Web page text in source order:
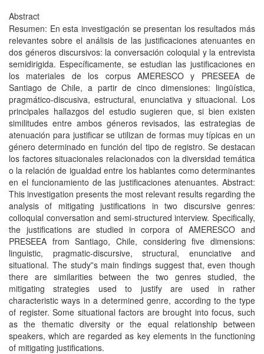
Abstract
Resumen: En esta investigación se presentan los resultados más
relevantes sobre el análisis de las justificaciones atenuantes en
dos géneros discursivos: la conversación coloquial y la entrevista
semidirigida. Específicamente, se estudian las justificaciones en
los materiales de los corpus AMERESCO y PRESEEA de
Santiago de Chile, a partir de cinco dimensiones: lingüística,
pragmático-discusiva, estructural, enunciativa y situacional. Los
principales hallazgos del estudio sugieren que, si bien existen
similitudes entre ambos géneros revisados, las estrategias de
atenuación para justificar se utilizan de formas muy típicas en un
género determinado en función del tipo de registro. Se destacan
los factores situacionales relacionados con la diversidad temática
o la relación de igualdad entre los hablantes como determinantes
en el funcionamiento de las justificaciones atenuantes. Abstract:
This investigation presents the most relevant results regarding the
analysis of mitigating justifications in two discursive genres:
colloquial conversation and semi-structured interview. Specifically,
the justifications are studied in corpora of AMERESCO and
PRESEEA from Santiago, Chile, considering five dimensions:
linguistic, pragmatic-discursive, structural, enunciative and
situational. The study‟s main findings suggest that, even though
there are similarities between the two genres studied, the
mitigating strategies used to justify are used in rather
characteristic ways in a determined genre, according to the type
of register. Some situational factors are brought into focus, such
as the thematic diversity or the equal relationship between
speakers, which are regarded as key elements in the functioning
of mitigating justifications.